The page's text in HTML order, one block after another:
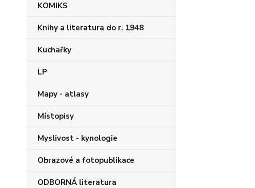
KOMIKS
Knihy a literatura do r. 1948
Kuchařky
LP
Mapy - atlasy
Místopisy
Myslivost - kynologie
Obrazové a fotopublikace
ODBORNÁ literatura